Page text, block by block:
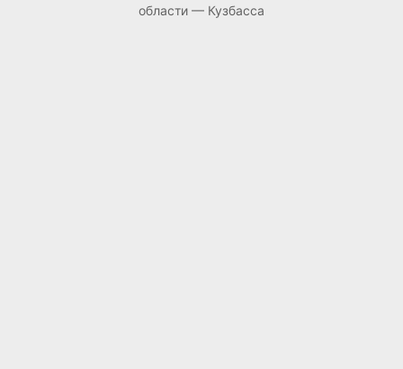
области — Кузбасса